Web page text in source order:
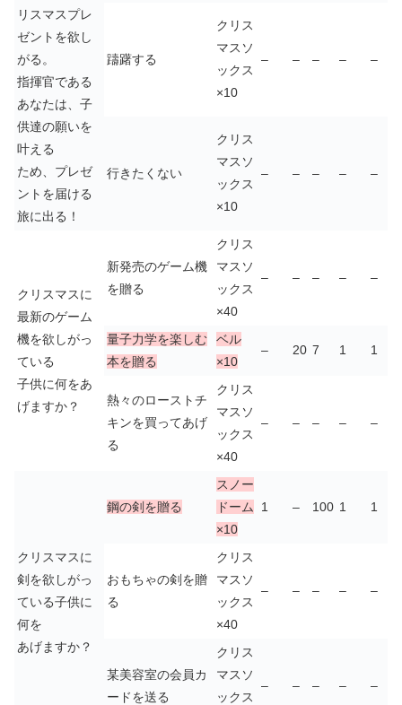
リスマスプレ
ゼントを欲し
がる。
指揮官である
あなたは、子
供達の願いを
叶える
ため、プレゼ
ントを届ける
旅に出る！
躊躇する
クリス
マスソ
ックス
×10
– – – – –
行きたくない
クリス
マスソ
ックス
×10
– – – – –
クリスマスに
最新のゲーム
機を欲しがっ
ている
子供に何をあ
げますか？
新発売のゲーム機
を贈る
クリス
マスソ
ックス
×40
– – – – –
量子力学を楽しむ
本を贈る
ベル
×10
– 20 7 1 1
熱々のローストチ
キンを買ってあげ
る
クリス
マスソ
ックス
×40
– – – – –
クリスマスに
剣を欲しがっ
ている子供に
何を
あげますか？
鋼の剣を贈る
スノー
ドーム
×10
1 – 100 1 1
おもちゃの剣を贈
る
クリス
マスソ
ックス
×40
– – – – –
某美容室の会員カ
ードを送る
クリス
マスソ
ックス
– – – – –